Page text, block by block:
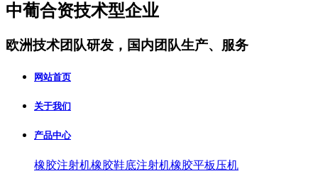
中葡合资技术型企业
欧洲技术团队研发，国内团队生产、服务
网站首页
关于我们
产品中心
橡胶注射机橡胶鞋底注射机橡胶平板压机